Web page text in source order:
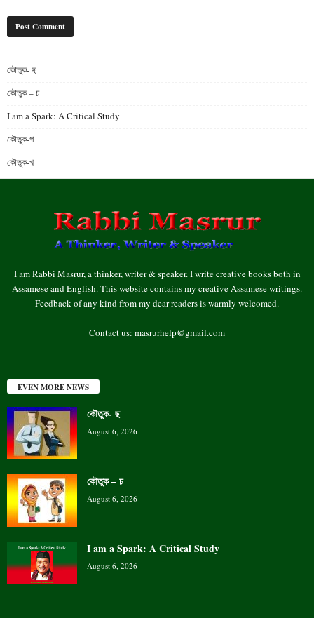
কৌতুক- ছ
কৌতুক – চ
I am a Spark: A Critical Study
কৌতুক-গ
কৌতুক-খ
I am Rabbi Masrur, a thinker, writer & speaker. I write creative books both in
Assamese and English. This website contains my creative Assamese writings.
Feedback of any kind from my dear readers is warmly welcomed.
Contact us: masrurhelp@gmail.com
EVEN MORE NEWS
কৌতুক- ছ
August 6, 2026
কৌতুক – চ
August 6, 2026
I am a Spark: A Critical Study
August 6, 2026